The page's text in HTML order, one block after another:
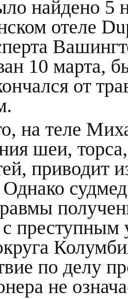
найдено 5
отеле
10 марта,
от
на теле
шеи,
приводит
преступным
по делу
не